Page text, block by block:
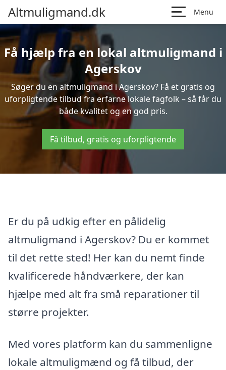
Altmuligmand.dk Menu
Få hjælp fra en lokal altmuligmand i
Agerskov
Søger du en altmuligmand i Agerskov? Få et gratis og
uforpligtende tilbud fra erfarne lokale fagfolk – så får du
både kvalitet og en god pris.
Få tilbud, gratis og uforpligtende
Er du på udkig efter en pålidelig
altmuligmand i Agerskov? Du er kommet
til det rette sted! Her kan du nemt finde
kvalificerede håndværkere, der kan
hjælpe med alt fra små reparationer til
større projekter.
Med vores platform kan du sammenligne
lokale altmuligmænd og få tilbud, der